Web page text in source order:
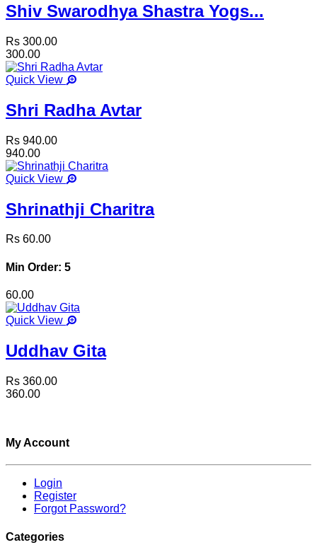
Shiv Swarodhya Shastra Yogs...
Rs 300.00
300.00
Quick View
Shri Radha Avtar
Rs 940.00
940.00
Quick View
Shrinathji Charitra
Rs 60.00
Min Order: 5
60.00
Quick View
Uddhav Gita
Rs 360.00
360.00
My Account
Login
Register
Forgot Password?
Categories